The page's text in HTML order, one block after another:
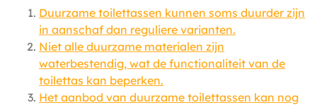
Duurzame toilettassen kunnen soms duurder zijn
in aanschaf dan reguliere varianten.
Niet alle duurzame materialen zijn
waterbestendig, wat de functionaliteit van de
toilettas kan beperken.
Het aanbod van duurzame toilettassen kan nog